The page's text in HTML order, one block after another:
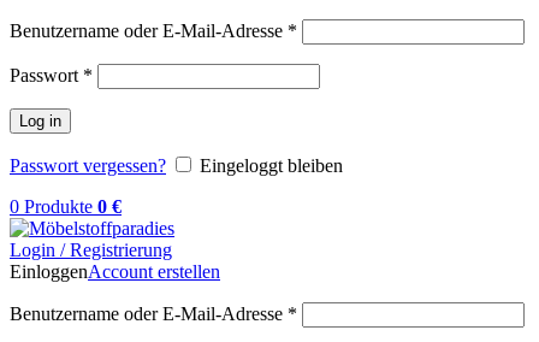
Benutzername oder E-Mail-Adresse *
Passwort *
Log in
Passwort vergessen?
Eingeloggt bleiben
0 Produkte 0 €
Login / Registrierung
EinloggenAccount erstellen
Benutzername oder E-Mail-Adresse *